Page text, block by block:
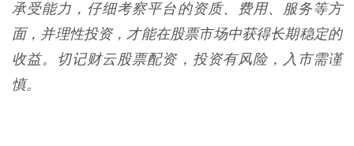
承受能力，仔细考察平台的资质、费用、服务等方
面，并理性投资，才能在股票市场中获得长期稳定的
收益。切记财云股票配资，投资有风险，入市需谨
慎。